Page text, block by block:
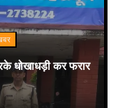
धोखाधड़ी कर फरार